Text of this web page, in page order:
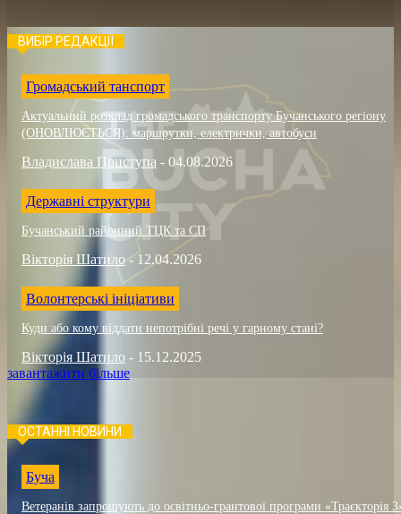
ВИБІР РЕДАКЦІЇ
Громадський танспорт
Актуальний розклад громадського транспорту Бучанського регіону
(ОНОВЛЮЄТЬСЯ): маршрутки, електрички, автобуси
Владислава Приступа - 04.08.2026
Державні структури
Бучанський районний ТЦК та СП
Вікторія Шатило - 12.04.2026
Волонтерські ініціативи
Куди або кому віддати непотрібні речі у гарному стані?
Вікторія Шатило - 15.12.2025
завантажити більше
ОСТАННІ НОВИНИ
Буча
Ветеранів запрошують до освітньо-грантової програми «Траєкторія